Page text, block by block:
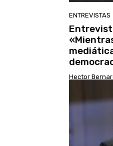
ENTREVISTAS
Hector